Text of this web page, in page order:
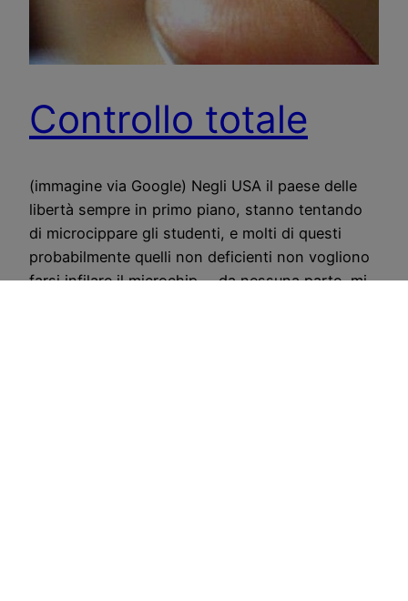
Controllo totale
(immagine via Google) Negli USA il paese delle
libertà sempre in primo piano, stanno tentando
di microcippare gli studenti, e molti di questi
probabilmente quelli non deficienti non vogliono
farsi infilare il microchip … da nessuna parte, mi